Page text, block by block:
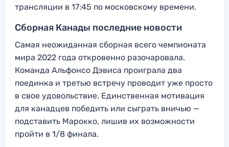
трансляции в 17:45 по московскому времени.
Сборная Канады последние новости
Самая неожиданная сборная всего чемпионата
мира 2022 года откровенно разочаровала.
Команда Альфонсо Дэвиса проиграла два
поединка и третью встречу проводит уже просто
в свое удовольствие. Единственная мотивация
для канадцев победить или сыграть вничью —
подставить Марокко, лишив их возможности
пройти в 1/8 финала.